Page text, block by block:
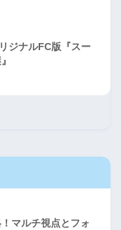
ジナルFC版『スー
マルチ視点とフォ